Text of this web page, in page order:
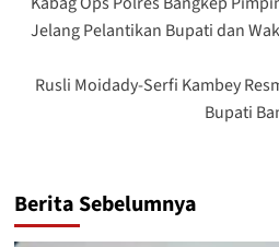
navigation
Jelang Pelantikan Bupati dan
Rusli Moidady-Serfi Kambey
Bupati
Berita Sebelumnya